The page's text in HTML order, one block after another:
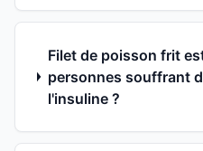
Filet de poisson frit
personnes souffrant
l'insuline ?